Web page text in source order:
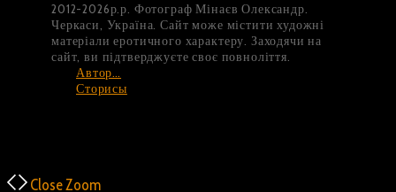
2012-2026р.р. Фотограф Мінаєв Олександр.
Черкаси, Україна. Сайт може містити художні
матеріали еротичного характеру. Заходячи на
сайт, ви підтверджуєте своє повноліття.
Автор…
Сторисы
CloseZoom